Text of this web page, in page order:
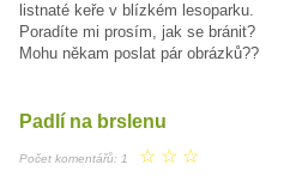
listnaté keře v blízkém lesoparku.
Poradíte mi prosím, jak se bránit?
Mohu někam poslat pár obrázků??
Padlí na brslenu
Počet komentářů: 1 ☆ ☆ ☆